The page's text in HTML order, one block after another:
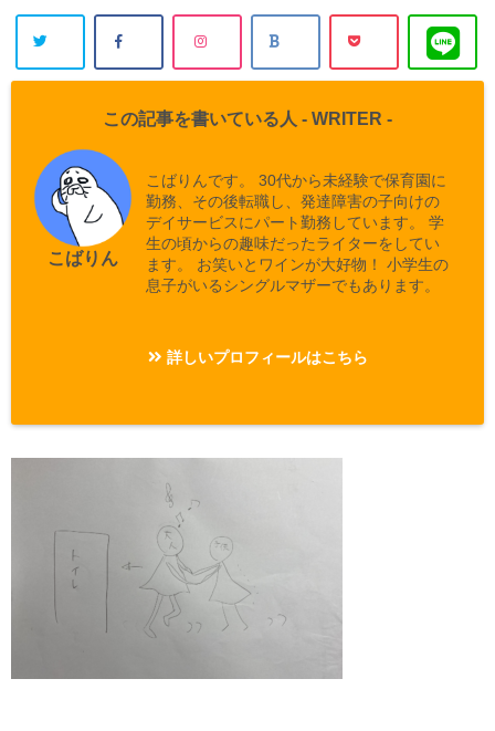
この記事を書いている人 - WRITER -
こばりん
こばりんです。 30代から未経験で保育園に
勤務、その後転職し、発達障害の子向けの
デイサービスにパート勤務しています。 学
生の頃からの趣味だったライターをしてい
ます。 お笑いとワインが大好物！ 小学生の
息子がいるシングルマザーでもあります。
詳しいプロフィールはこちら